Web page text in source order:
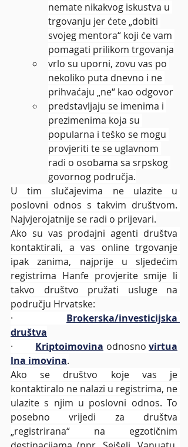
nemate nikakvog iskustva u
trgovanju jer ćete „dobiti
svojeg mentora“ koji će vam
pomagati prilikom trgovanja
vrlo su uporni, zovu vas po
nekoliko puta dnevno i ne
prihvaćaju „ne“ kao odgovor
predstavljaju se imenima i
prezimenima koja su
popularna i teško se mogu
provjeriti te se uglavnom
radi o osobama sa srpskog
govornog područja.
U tim slučajevima ne ulazite u
poslovni odnos s takvim društvom.
Najvjerojatnije se radi o prijevari.
Ako su vas prodajni agenti društva
kontaktirali, a vas online trgovanje
ipak zanima, najprije u sljedećim
registrima Hanfe provjerite smije li
takvo društvo pružati usluge na
području Hrvatske:
· Brokerska/investicijska
društva
· Kriptoimovina odnosno virtua
lna imovina.
Ako se društvo koje vas je
kontaktiralo ne nalazi u registrima, ne
ulazite s njim u poslovni odnos. To
posebno vrijedi za društva
„registrirana“ na egzotičnim